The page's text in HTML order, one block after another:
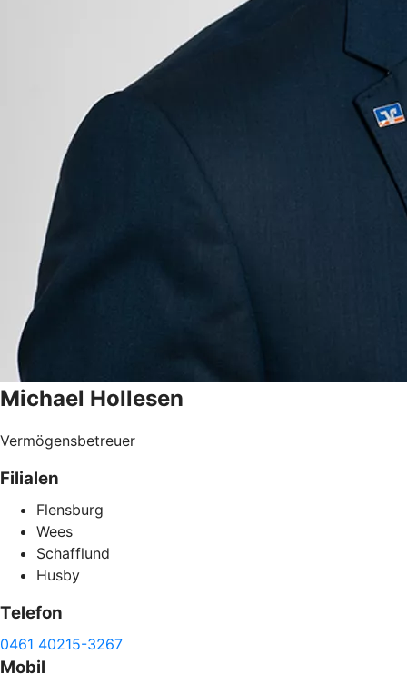
Michael Hollesen
Vermögensbetreuer
Filialen
Flensburg
Wees
Schafflund
Husby
Telefon
0461 40215-3267
Mobil